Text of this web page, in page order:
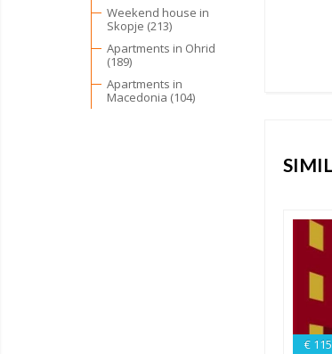
Weekend house in
Skopje (213)
Apartments in Ohrid
(189)
Apartments in
Macedonia (104)
€